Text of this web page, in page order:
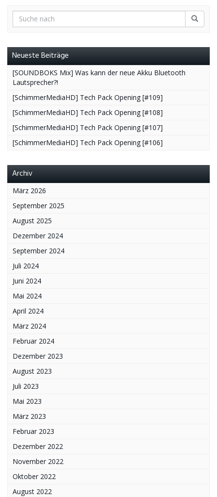
Neueste Beiträge
[SOUNDBOKS Mix] Was kann der neue Akku Bluetooth
Lautsprecher?!
[SchimmerMediaHD] Tech Pack Opening [#109]
[SchimmerMediaHD] Tech Pack Opening [#108]
[SchimmerMediaHD] Tech Pack Opening [#107]
[SchimmerMediaHD] Tech Pack Opening [#106]
Archiv
März 2026
September 2025
August 2025
Dezember 2024
September 2024
Juli 2024
Juni 2024
Mai 2024
April 2024
März 2024
Februar 2024
Dezember 2023
August 2023
Juli 2023
Mai 2023
März 2023
Februar 2023
Dezember 2022
November 2022
Oktober 2022
August 2022